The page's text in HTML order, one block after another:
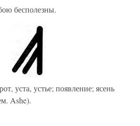
бесполезны.
уста, устье; появление; ясень
Ashe).